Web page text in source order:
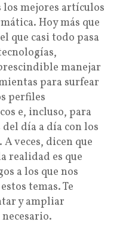
los mejores artículos
Hoy más que
que casi todo pasa
manejar
para surfear
perfiles
e, incluso, para
día a día con los
veces, dicen que
realidad es que
a los que nos
temas. Te
y ampliar